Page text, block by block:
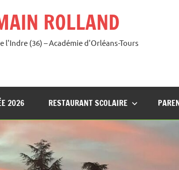
ROLLAND
l'Indre (36) – Académie d'Orléans-Tours
2026 RESTAURANT SCOLAIRE